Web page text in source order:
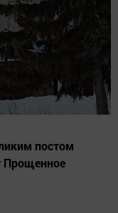
постом
Прощенное